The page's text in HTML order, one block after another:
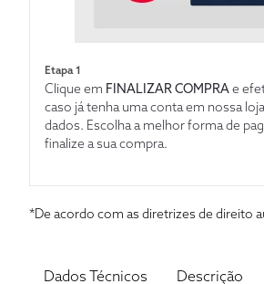
Etapa 1
Clique em FINALIZAR COMPRAe
caso já tenha uma conta em nossa
dados. Escolha a melhor forma de
finalize a sua compra.
*De acordo com as diretrizes de direito
Dados Técnicos Descrição